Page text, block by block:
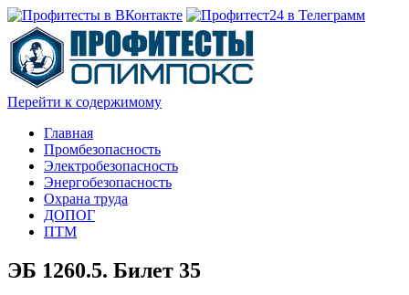
Перейти к содержимому
Главная
Промбезопасность
Электробезопасность
Энергобезопасность
Охрана труда
ДОПОГ
ПТМ
ЭБ 1260.5. Билет 35